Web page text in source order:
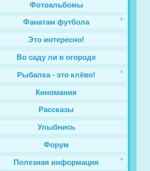
Фотоальбомы
Фанатам футбола
Это интересно!
Во саду ли в огороде
Рыбалка - это клёво!
Киномания
Рассказы
Улыбнись
Форум
Полезная информация